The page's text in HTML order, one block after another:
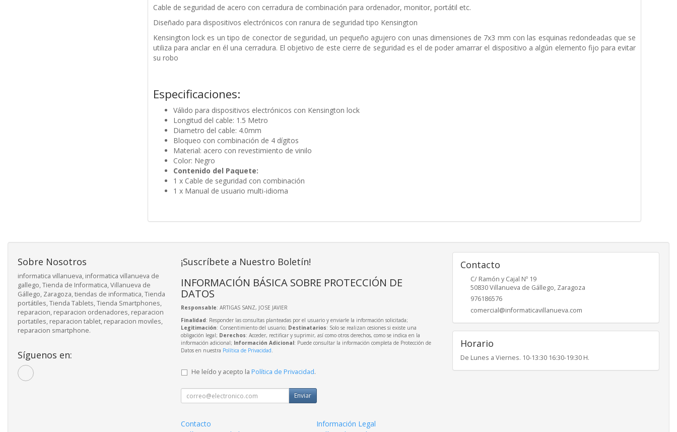
Cable de seguridad de acero con cerradura de combinación para ordenador, monitor, portátil etc.
Diseñado para dispositivos electrónicos con ranura de seguridad tipo Kensington
Kensington lock es un tipo de conector de seguridad, un pequeño agujero con unas dimensiones de 7x3 mm con las esquinas redondeadas que se
utiliza para anclar en él una cerradura. El objetivo de este cierre de seguridad es el de poder amarrar el dispositivo a algún elemento fijo para evitar
su robo
Especificaciones:
Válido para dispositivos electrónicos con Kensington lock
Longitud del cable: 1.5 Metro
Diametro del cable: 4.0mm
Bloqueo con combinación de 4 dígitos
Material: acero con revestimiento de vinilo
Color: Negro
Contenido del Paquete:
1 x Cable de seguridad con combinación
1 x Manual de usuario multi-idioma
Sobre Nosotros
informatica villanueva, informatica villanueva de
gallego, Tienda de Informatica, Villanueva de
Gállego, Zaragoza, tiendas de informatica, Tienda
portátiles, Tienda Tablets, Tienda Smartphones,
reparacion, reparacion ordenadores, reparacion
portatiles, reparacion tablet, reparacion moviles,
reparacion smartphone.
Síguenos en:
¡Suscríbete a Nuestro Boletín!
INFORMACIÓN BÁSICA SOBRE PROTECCIÓN DE
DATOS
Responsable: ARTIGAS SANZ, JOSE JAVIER
Finalidad: Responder las consultas planteadas por el usuario y enviarle la información solicitada;
Legitimación: Consentimiento del usuario; Destinatarios: Solo se realizan cesiones si existe una
obligación legal; Derechos: Acceder, rectificar y suprimir, así como otros derechos, como se indica en la
información adicional; Información Adicional: Puede consultar la información completa de Protección de
Datos en nuestra Política de Privacidad.
He leído y acepto la Política de Privacidad.
Enviar
Contacto
Información Legal
Contacto
C/ Ramón y Cajal Nº 19
50830Villanueva de Gállego, Zaragoza
976186576
comercial@informaticavillanueva.com
Horario
De Lunes a Viernes. 10-13:30 16:30-19:30 H.